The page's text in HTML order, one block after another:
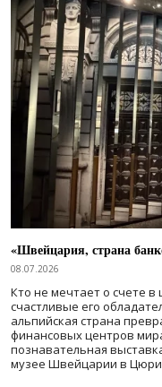
«Швейцария, страна
08.07.2026
Кто не мечтает о счете
счастливые его
альпийская страна
финансовых центров
познавательная
музее Швейцарии в